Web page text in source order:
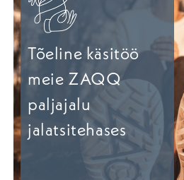
Tõeline käsitöö
meie ZAQQ
paljajalu
jalatsitehases